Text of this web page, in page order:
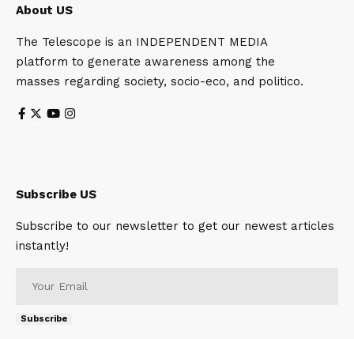
About US
The Telescope is an INDEPENDENT MEDIA
platform to generate awareness among the
masses regarding society, socio-eco, and politico.
Subscribe US
Subscribe to our newsletter to get our newest articles
instantly!
Subscribe